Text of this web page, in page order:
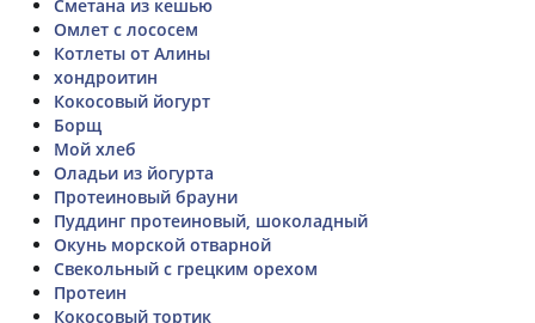
Сметана из кешью
Омлет с лососем
Котлеты от Алины
хондроитин
Кокосовый йогурт
Борщ
Мой хлеб
Оладьи из йогурта
Протеиновый брауни
Пуддинг протеиновый, шоколадный
Окунь морской отварной
Свекольный с грецким орехом
Протеин
Кокосовый тортик